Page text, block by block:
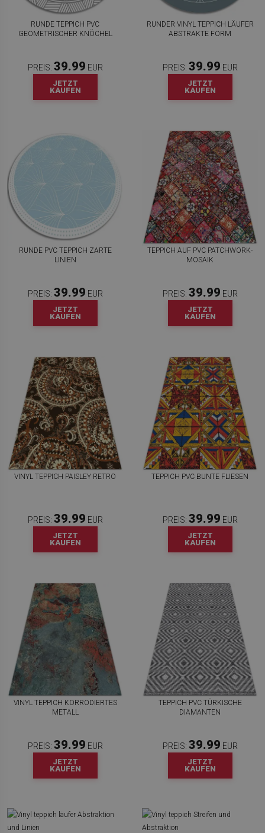
RUNDE TEPPICH PVC
GEOMETRISCHER KNÖCHEL
PREIS: 39.99 EUR
JETZT
KAUFEN
RUNDER VINYL TEPPICH LÄUFER
ABSTRAKTE FORM
PREIS: 39.99 EUR
JETZT
KAUFEN
RUNDE PVC TEPPICH ZARTE
LINIEN
PREIS: 39.99 EUR
JETZT
KAUFEN
TEPPICH AUF PVC PATCHWORK-
MOSAIK
PREIS: 39.99 EUR
JETZT
KAUFEN
VINYL TEPPICH PAISLEY RETRO
PREIS: 39.99 EUR
JETZT
KAUFEN
TEPPICH PVC BUNTE FLIESEN
PREIS: 39.99 EUR
JETZT
KAUFEN
VINYL TEPPICH KORRODIERTES
METALL
PREIS: 39.99 EUR
JETZT
KAUFEN
TEPPICH PVC TÜRKISCHE
DIAMANTEN
PREIS: 39.99 EUR
JETZT
KAUFEN